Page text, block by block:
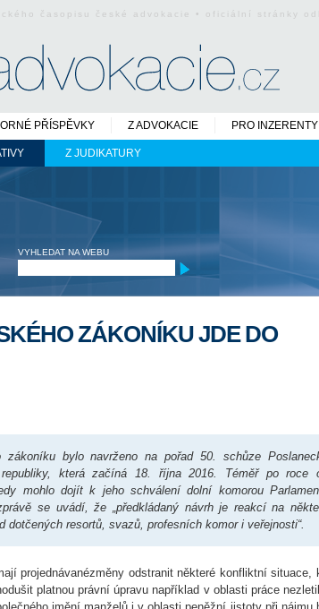
časopisu české advokacie • oficiální stránky
Z JUDIKATURY
PŘÍSPĚVKY Z ADVOKACIE PRO INZERENTY
VYHLEDAT NA WEBU
ZÁKONÍKU JDE DO
zákoníku bylo navrženo na pořad 50. schůze
republiky, která začíná 18. října 2016. Téměř po roce
mohlo dojít k jeho schválení dolní komorou
se uvádí, že „předkládaný návrh je reakcí na
dotčených resortů, svazů, profesních komor i veřejnosti“.
projednávanézměny odstranit některé konfliktní situace,
platnou právní úpravu například v oblasti práce